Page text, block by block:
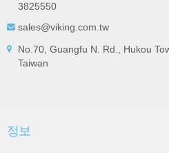
3825550
sales@viking.com.tw
No.70, Guangfu N. Rd., Hukou
Taiwan
정보